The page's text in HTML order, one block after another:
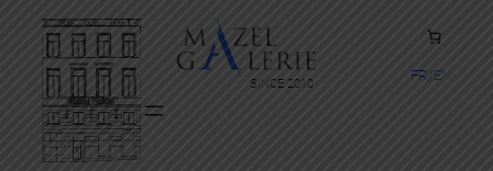
SINCE 2010
FR EN